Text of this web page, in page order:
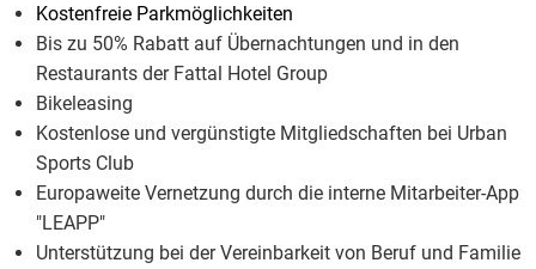
Kostenfreie Parkmöglichkeiten
Bis zu 50% Rabatt auf Übernachtungen und in den
Restaurants der Fattal Hotel Group
Bikeleasing
Kostenlose und vergünstigte Mitgliedschaften bei Urban
Sports Club
Europaweite Vernetzung durch die interne Mitarbeiter-App
"LEAPP"
Unterstützung bei der Vereinbarkeit von Beruf und Familie